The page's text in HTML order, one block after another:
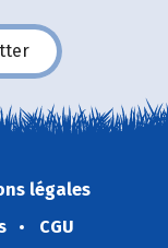
légales
CGU